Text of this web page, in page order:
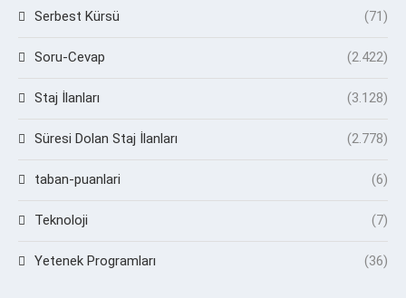
Serbest Kürsü (71)
Soru-Cevap (2.422)
Staj İlanları (3.128)
Süresi Dolan Staj İlanları (2.778)
taban-puanlari (6)
Teknoloji (7)
Yetenek Programları (36)